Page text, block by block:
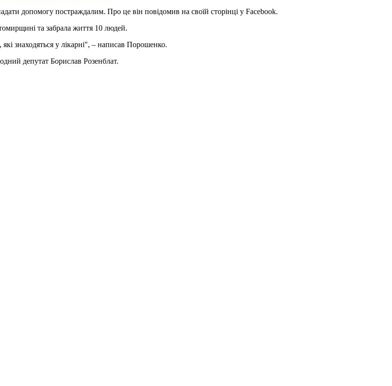
допомогу постраждалим. Про це він повідомив на своїй сторінці у Facebook.
та забрала життя 10 людей.
знаходяться у лікарні", – написав Порошенко.
депутат Борислав Розенблат.